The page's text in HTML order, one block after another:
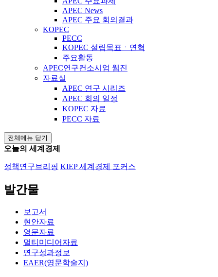
APEC News
APEC 주요 회의결과
KOPEC
PECC
KOPEC 설립목표ㆍ연혁
주요활동
APEC연구컨소시엄 웹진
자료실
APEC 연구 시리즈
APEC 회의 일정
KOPEC 자료
PECC 자료
전체메뉴 닫기
오늘의 세계경제
정책연구브리핑 KIEP 세계경제 포커스
발간물
보고서
현안자료
영문자료
멀티미디어자료
연구성과정보
EAER(영문학술지)